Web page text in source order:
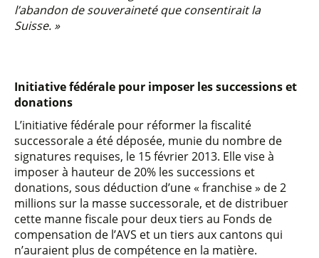
l’abandon de souveraineté que consentirait la
Suisse. »
Initiative fédérale pour imposer les successions et
donations
L’initiative fédérale pour réformer la fiscalité
successorale a été déposée, munie du nombre de
signatures requises, le 15 février 2013. Elle vise à
imposer à hauteur de 20% les successions et
donations, sous déduction d’une « franchise » de 2
millions sur la masse successorale, et de distribuer
cette manne fiscale pour deux tiers au Fonds de
compensation de l’AVS et un tiers aux cantons qui
n’auraient plus de compétence en la matière.